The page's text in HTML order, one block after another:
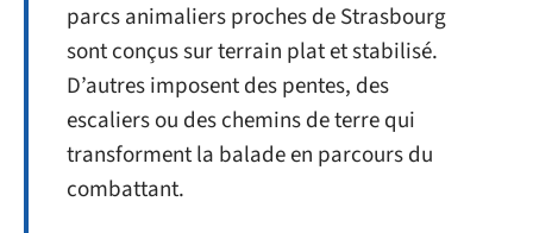
parcs animaliers proches de Strasbourg
sont conçus sur terrain plat et stabilisé.
D’autres imposent des pentes, des
escaliers ou des chemins de terre qui
transforment la balade en parcours du
combattant.